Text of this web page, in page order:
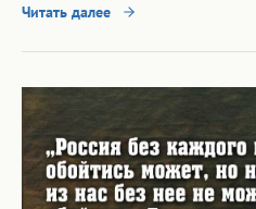
Читать далее